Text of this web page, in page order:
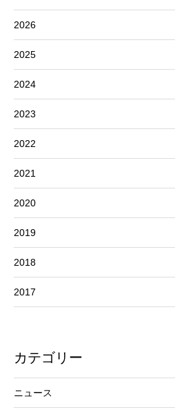
2026
2025
2024
2023
2022
2021
2020
2019
2018
2017
カテゴリー
ニュース